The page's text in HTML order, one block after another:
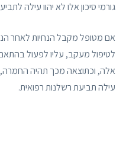
גורמי סיכון אלו לא יהוו עילה
אם מטופל מקבל הנחיות לאחר
לטיפול מעקב, עליו לפעול
אלה, וכתוצאה מכך תהיה
עילה תביעת רשלנות רפואית.